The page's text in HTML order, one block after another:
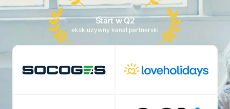
Start w Q2
ekskluzywny kanał partnerski